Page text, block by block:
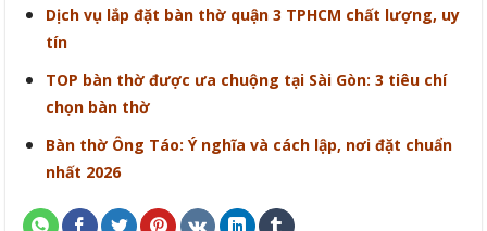
Dịch vụ lắp đặt bàn thờ quận 3 TPHCM chất lượng, uy
tín
TOP bàn thờ được ưa chuộng tại Sài Gòn: 3 tiêu chí
chọn bàn thờ
Bàn thờ Ông Táo: Ý nghĩa và cách lập, nơi đặt chuẩn
nhất 2026